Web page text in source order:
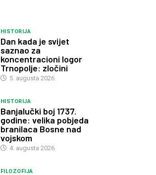
HISTORIJA
Dan kada je svijet
saznao za
koncentracioni logor
Trnopolje: zločini
5. augusta 2026.
HISTORIJA
Banjalučki boj 1737.
godine: velika pobjeda
branilaca Bosne nad
vojskom
4. augusta 2026.
FILOZOFIJA